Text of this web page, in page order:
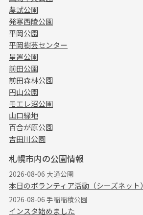
農試公園
発寒西陵公園
平岡公園
平岡樹芸センター
星置公園
前田公園
前田森林公園
円山公園
モエレ沼公園
山口緑地
百合が原公園
吉田川公園
札幌市内の公園情報
2026-08-06 大通公園
本日のボランティア活動（シーズネット）
2026-08-06 手稲稲積公園
インスタ始めました